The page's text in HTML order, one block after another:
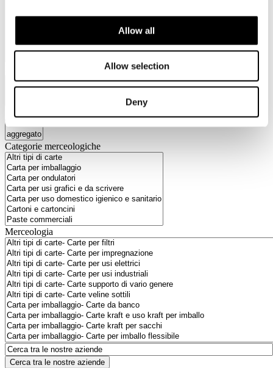
Allow all
Allow selection
Deny
Categorie merceologiche
Merceologia
Cerca tra le nostre aziende